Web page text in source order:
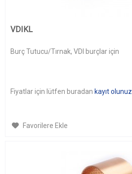
VDIKL
Burç Tutucu/Tırnak, VDI burçlar için
Fiyatlar için lütfen buradankayıt olunuz
Favorilere Ekle